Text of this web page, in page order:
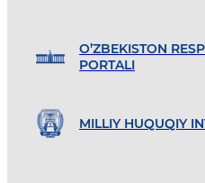
O’ZBEKISTON
PORTALI
MILLIY HUQUQIY